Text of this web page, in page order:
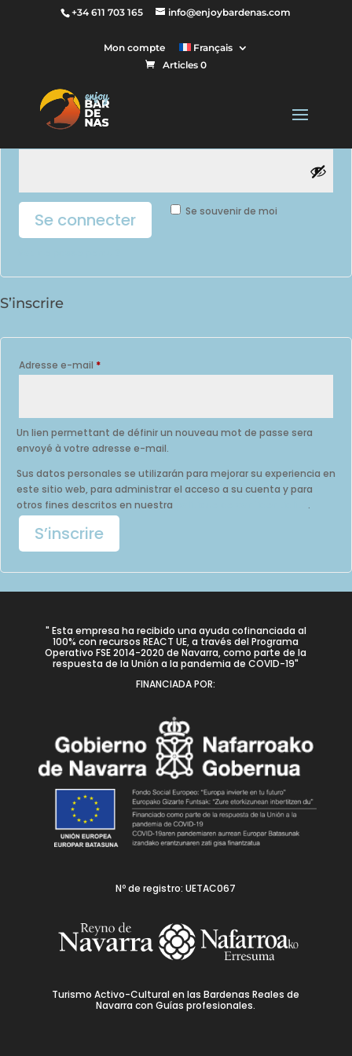
+34 611 703 165 info@enjoybardenas.com
Mon compte
Français
Articles 0
Se connecter
Obligatoire
Se souvenir de moi
Se connecter
S’inscrire
Adresse e-mail *Obligatoire
Un lien permettant de définir un nouveau mot de passe sera
envoyé à votre adresse e-mail.
Sus datos personales se utilizarán para mejorar su experiencia en
este sitio web, para administrar el acceso a su cuenta y para
otros fines descritos en nuestra
.
S’inscrire
" Esta empresa ha recibido una ayuda cofinanciada al
100% con recursos REACT UE, a través del Programa
Operativo FSE 2014-2020 de Navarra, como parte de la
respuesta de la Unión a la pandemia de COVID-19"
FINANCIADA POR:
Nº de registro: UETAC067
Turismo Activo-Cultural en las Bardenas Reales de
Navarra con Guías profesionales.